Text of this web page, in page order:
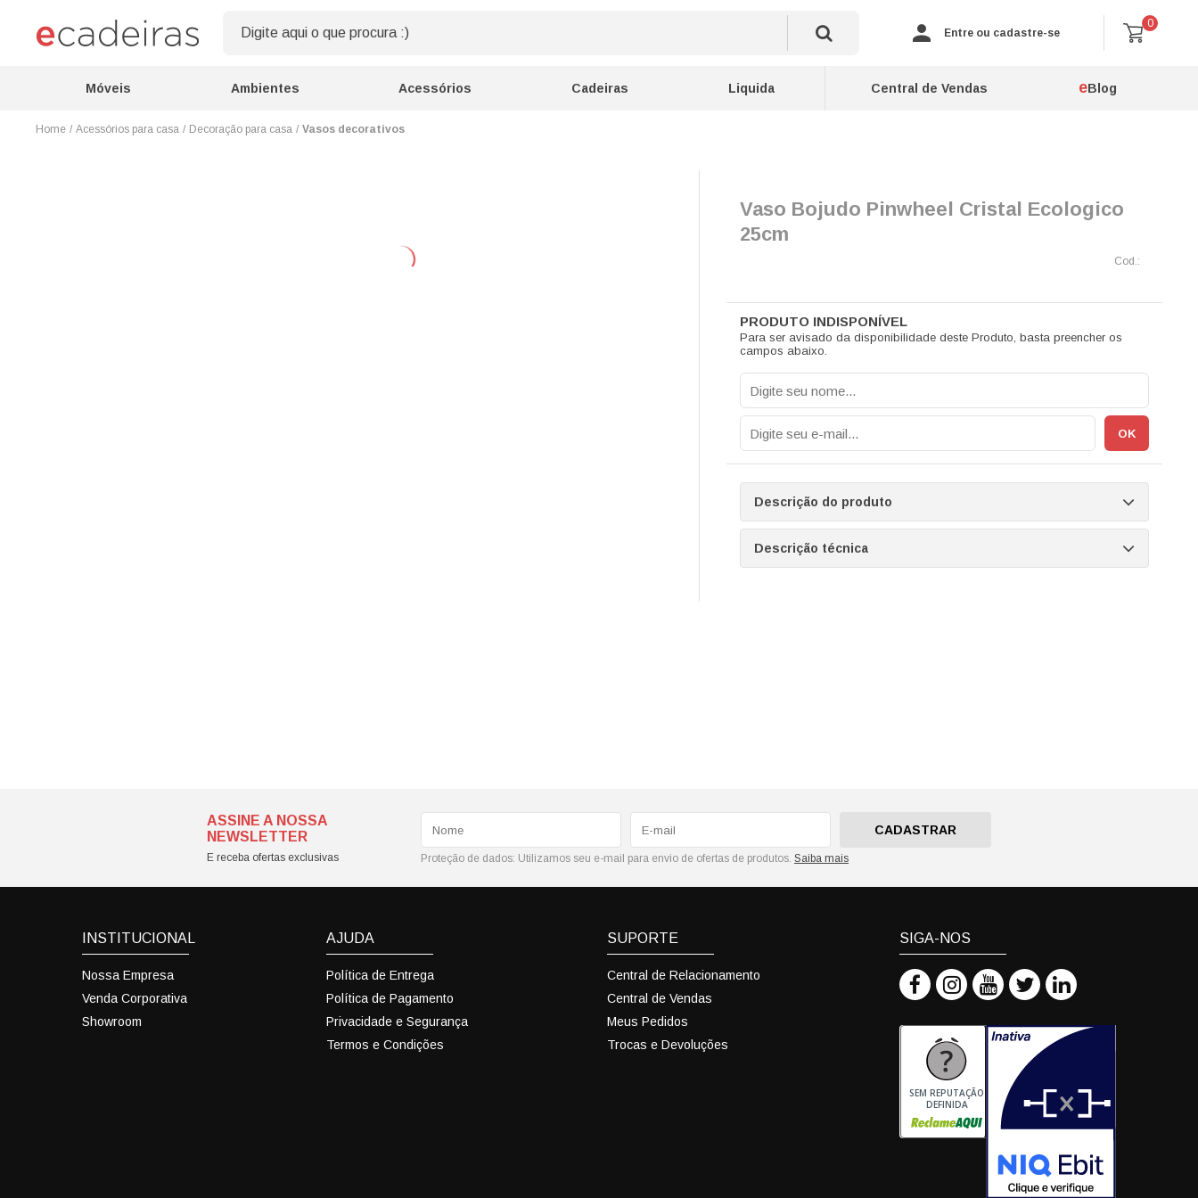
0
Entre ou cadastre-se
Móveis Ambientes Acessórios Cadeiras Liquida Central de Vendas eBlog
Acessórios para casa Decoração para casa Vasos decorativos
Vaso Bojudo Pinwheel Cristal Ecologico
25cm
Para ser avisado da disponibilidade deste Produto, basta preencher os
campos abaixo.
Descrição do produto
Descrição técnica
ASSINE A NOSSA
NEWSLETTER
E receba ofertas exclusivas
CADASTRAR
Proteção de dados: Utilizamos seu e-mail para envio de ofertas de produtos. Saiba mais
INSTITUCIONAL
Nossa Empresa
Venda Corporativa
Showroom
AJUDA
Política de Entrega
Política de Pagamento
Privacidade e Segurança
Termos e Condições
SUPORTE
Central de Relacionamento
Central de Vendas
Meus Pedidos
Trocas e Devoluções
SIGA-NOS
SEM REPUTAÇÃO
DEFINIDA